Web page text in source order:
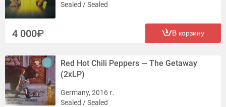
Sealed / Sealed
4 000 В корзину
Red Hot Chili Peppers — The Getaway
(2xLP)
Germany, 2016 г.
Sealed / Sealed